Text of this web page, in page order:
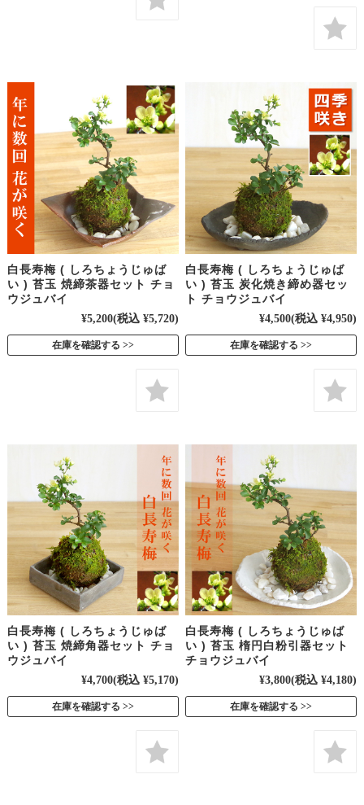
白長寿梅 ( しろちょうじゅば
い ) 苔玉 焼締茶器セット チョ
ウジュバイ
¥5,200(税込 ¥5,720)
在庫を確認する
白長寿梅 ( しろちょうじゅば
い ) 苔玉 炭化焼き締め器セッ
ト チョウジュバイ
¥4,500(税込 ¥4,950)
在庫を確認する
白長寿梅 ( しろちょうじゅば
い ) 苔玉 焼締角器セット チョ
ウジュバイ
¥4,700(税込 ¥5,170)
在庫を確認する
白長寿梅 ( しろちょうじゅば
い ) 苔玉 楕円白粉引器セット
チョウジュバイ
¥3,800(税込 ¥4,180)
在庫を確認する